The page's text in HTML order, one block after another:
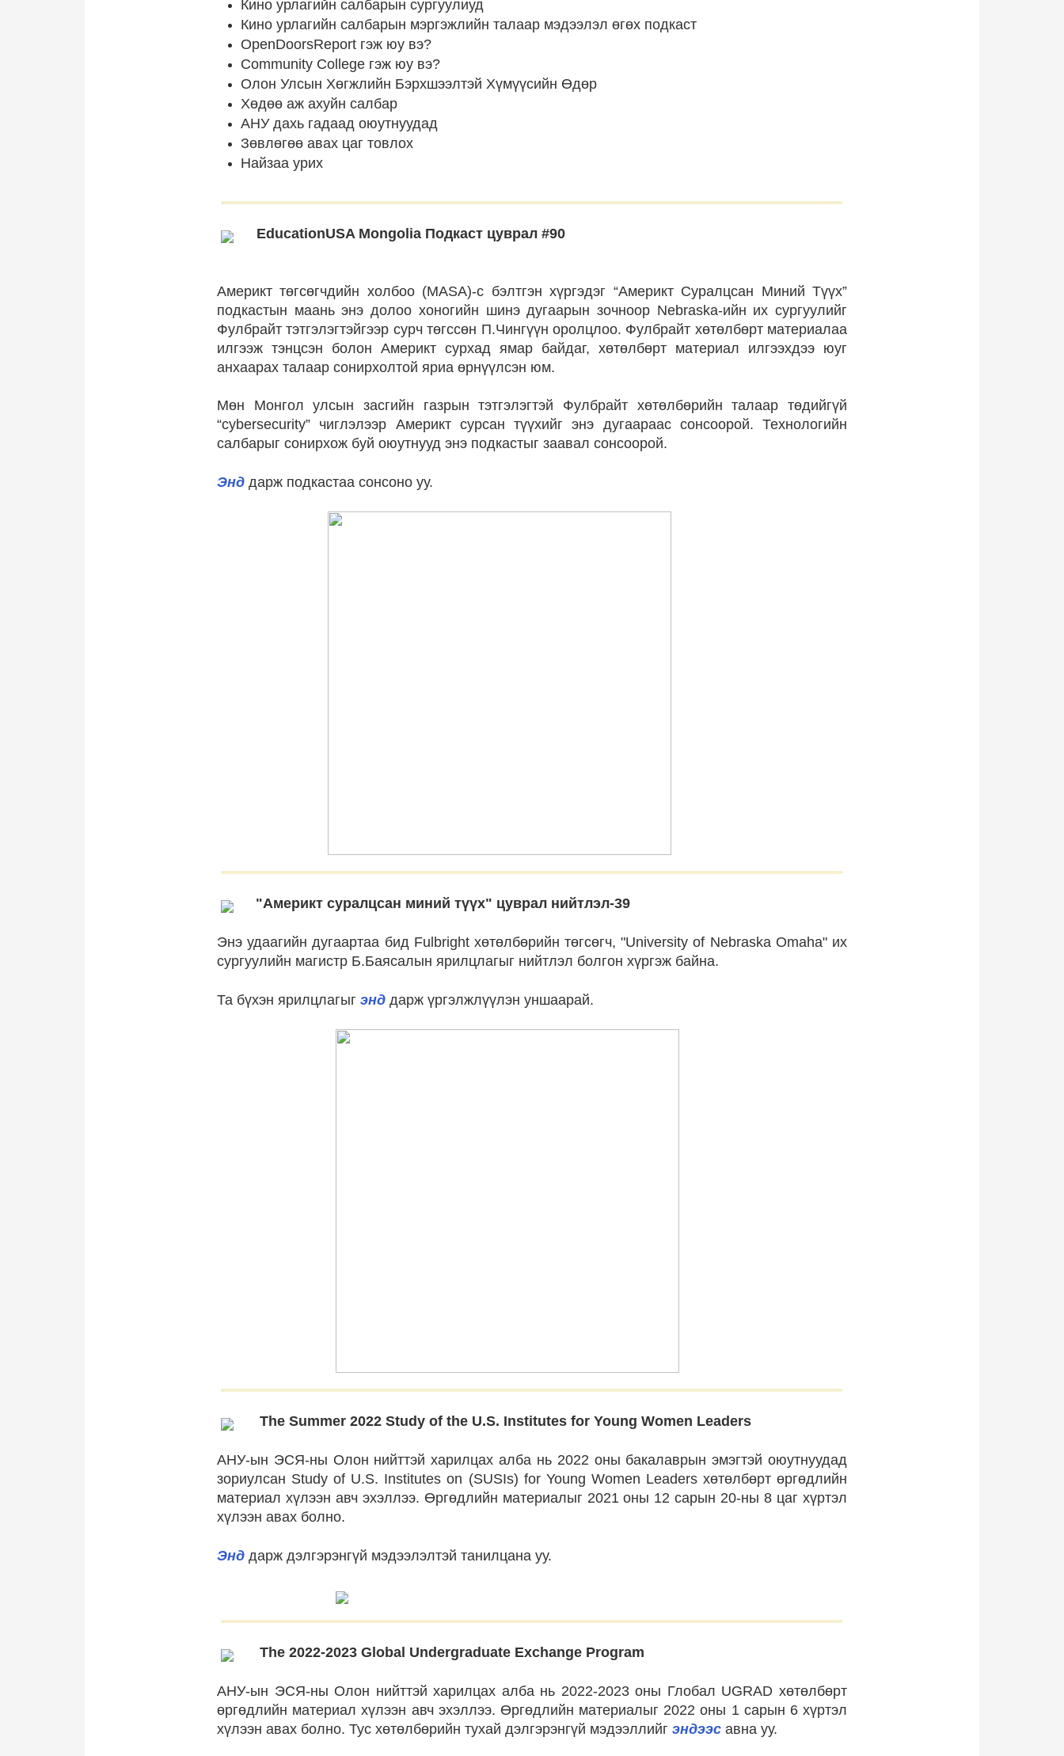
Кино урлагийн салбарын сургуулиуд
Кино урлагийн салбарын мэргэжлийн талаар мэдээлэл өгөх подкаст
OpenDoorsReport гэж юу вэ?
Community College гэж юу вэ?
Олон Улсын Хөгжлийн Бэрхшээлтэй Хүмүүсийн Өдөр
Хөдөө аж ахуйн салбар
АНУ дахь гадаад оюутнуудад
Зөвлөгөө авах цаг товлох
Найзаа урих
EducationUSA Mongolia Подкаст цуврал #90
Америкт төгсөгчдийн холбоо (MASA)-c бэлтгэн хүргэдэг “Америкт Суралцсан Миний Түүх”
подкастын маань энэ долоо хоногийн шинэ дугаарын зочноор Nebraska-ийн их сургуулийг
Фулбрайт тэтгэлэгтэйгээр сурч төгссөн П.Чингүүн оролцлоо. Фулбрайт хөтөлбөрт материалаа
илгээж тэнцсэн болон Америкт сурхад ямар байдаг, хөтөлбөрт материал илгээхдээ юуг
анхаарах талаар сонирхолтой яриа өрнүүлсэн юм.
Мөн Монгол улсын засгийн газрын тэтгэлэгтэй Фулбрайт хөтөлбөрийн талаар төдийгүй
“cybersecurity” чиглэлээр Америкт сурсан түүхийг энэ дугаараас сонсоорой. Технологийн
салбарыг сонирхож буй оюутнууд энэ подкастыг заавал сонсоорой.
Энд дарж подкастаа сонсоно уу.
"Америкт суралцсан миний түүх" цуврал нийтлэл-39
Энэ удаагийн дугаартаа бид Fulbright хөтөлбөрийн төгсөгч, "University of Nebraska Omaha" их
сургуулийн магистр Б.Баясалын ярилцлагыг нийтлэл болгон хүргэж байна.
Та бүхэн ярилцлагыг энд дарж үргэлжлүүлэн уншаарай.
The Summer 2022 Study of the U.S. Institutes for Young Women Leaders
АНУ-ын ЭСЯ-ны Олон нийттэй харилцах алба нь 2022 оны бакалаврын эмэгтэй оюутнуудад
зориулсан Study of U.S. Institutes on (SUSIs) for Young Women Leaders хөтөлбөрт өргөдлийн
материал хүлээн авч эхэллээ. Өргөдлийн материалыг 2021 оны 12 сарын 20-ны 8 цаг хүртэл
хүлээн авах болно.
Энд дарж дэлгэрэнгүй мэдээлэлтэй танилцана уу.
The 2022-2023 Global Undergraduate Exchange Program
АНУ-ын ЭСЯ-ны Олон нийттэй харилцах алба нь 2022-2023 оны Глобал UGRAD хөтөлбөрт
өргөдлийн материал хүлээн авч эхэллээ. Өргөдлийн материалыг 2022 оны 1 сарын 6 хүртэл
хүлээн авах болно. Тус хөтөлбөрийн тухай дэлгэрэнгүй мэдээллийг эндээс авна уу.